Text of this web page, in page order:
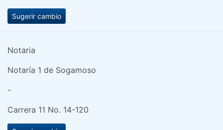
Sugerir cambio
Notaria
Notaría 1 de Sogamoso
-
Carrera 11 No. 14-120